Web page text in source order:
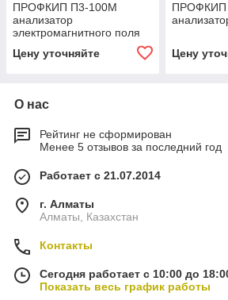
ПРОФКИП П3-100М
анализатор
электромагнитного поля
Цену уточняйте
ПРОФКИП
Цену
О нас
Рейтинг не сформирован
Менее 5 отзывов за последний год
Работает с 21.07.2014
г. Алматы
Алматы, Казахстан
Контакты
Сегодня работает с 10:00 до
Показать весь график работы